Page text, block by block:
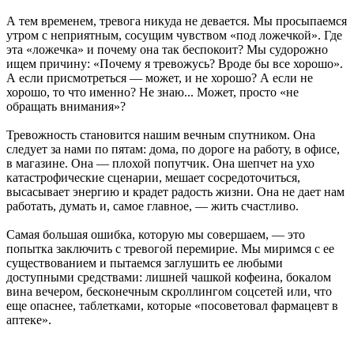
А тем временем, тревога никуда не девается. Мы просыпаемся
утром с неприятным, сосущим чувством «под ложечкой». Где
эта «ложечка» и почему она так беспокоит? Мы судорожно
ищем причину: «Почему я тревожусь? Вроде бы все хорошо».
А если присмотреться — может, и не хорошо? А если не
хорошо, то что именно? Не знаю... Может, просто «не
обращать внимания»?
Тревожность становится нашим вечным спутником. Она
следует за нами по пятам: дома, по дороге на работу, в офисе,
в магазине. Она — плохой попутчик. Она шепчет на ухо
катастрофические сценарии, мешает сосредоточиться,
высасывает энергию и крадет радость жизни. Она не дает нам
работать, думать и, самое главное, — жить счастливо.
Самая большая ошибка, которую мы совершаем, — это
попытка заключить с тревогой перемирие. Мы миримся с ее
существованием и пытаемся заглушить ее любыми
доступными средствами: лишней чашкой кофеина, бокалом
вина вечером, бесконечным скроллингом соцсетей или, что
еще опаснее, таблетками, которые «посоветовал фармацевт в
аптеке».